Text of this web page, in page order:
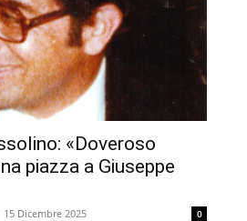
«Doveroso
piazza a Giuseppe
15 Dicembre 2025 0